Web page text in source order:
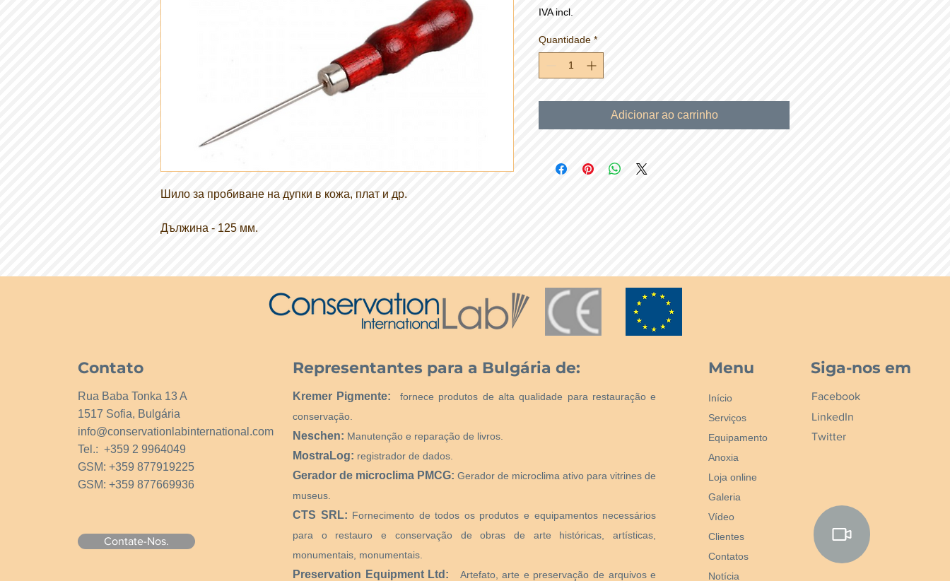
Шило за пробиване на дупки в кожа, плат и др.
Дължина - 125 мм.
IVA incl.
Quantidade *
Adicionar ao carrinho
Contato
Rua Baba Tonka 13 A
1517 Sofia, Bulgária
info@conservationlabinternational.com
Tel.: +359 2 9964049
GSM: +359 877919225
GSM: +359 877669936
Contate-Nos.
Representantes para a Bulgária de:
Kremer Pigmente:
fornece produtos de alta qualidade para restauração e
conservação.
Neschen: Manutenção e reparação de livros.
MostraLog: registrador de dados.
Gerador de microclima PMCG: Gerador de microclima ativo para vitrines de
museus.
CTS SRL: Fornecimento de todos os produtos e equipamentos necessários
para o restauro e conservação de obras de arte históricas, artísticas,
monumentais, monumentais.
Preservation Equipment Ltd: Artefato, arte e preservação de arquivos e
Menu
Início
Serviços
Equipamento
Anoxia
Loja online
Galeria
Vídeo
Clientes
Contatos
Notícia
Siga-nos em
Facebook
LinkedIn
Twitter